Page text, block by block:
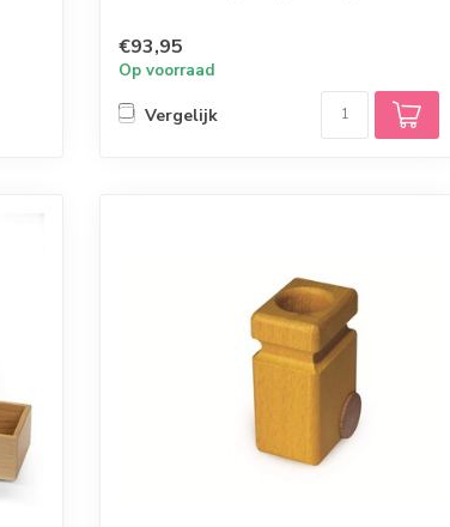
Fagus...
€93,95
Op voorraad
Vergelijk